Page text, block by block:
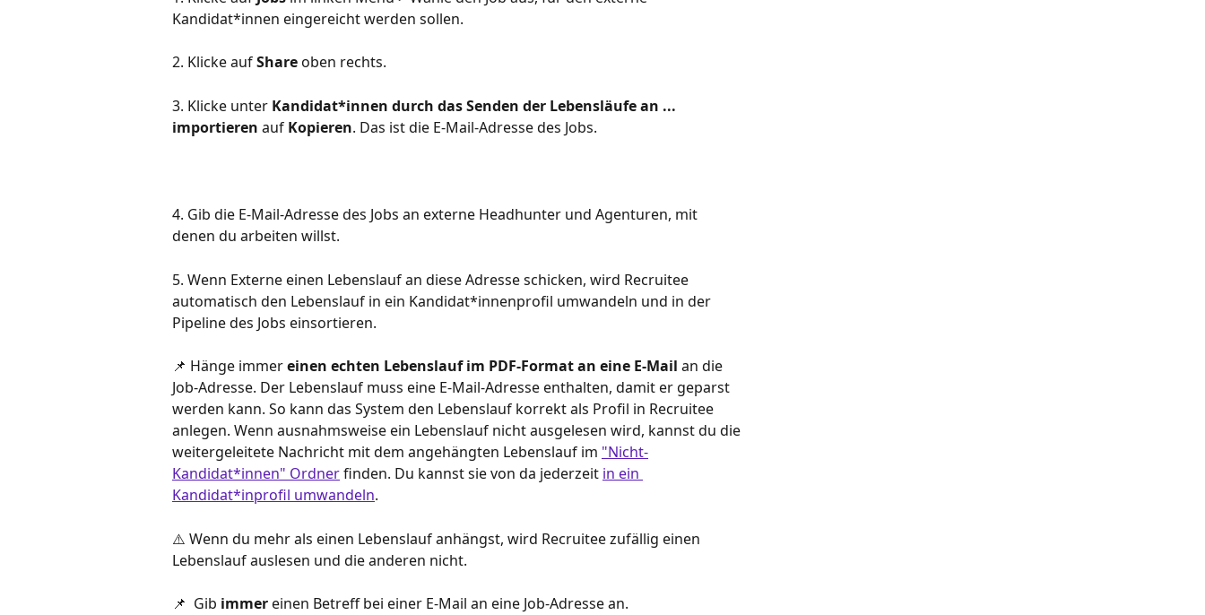
Kandidat*innen eingereicht werden sollen.
2. Klicke auf Share oben rechts.
3. Klicke unter Kandidat*innen durch das Senden der Lebensläufe an ...
importieren auf Kopieren. Das ist die E-Mail-Adresse des Jobs.
4. Gib die E-Mail-Adresse des Jobs an externe Headhunter und Agenturen, mit
denen du arbeiten willst.
5. Wenn Externe einen Lebenslauf an diese Adresse schicken, wird Recruitee
automatisch den Lebenslauf in ein Kandidat*innenprofil umwandeln und in der
Pipeline des Jobs einsortieren.
📌 Hänge immer einen echten Lebenslauf im PDF-Format an eine E-Mail an die
Job-Adresse. Der Lebenslauf muss eine E-Mail-Adresse enthalten, damit er geparst
werden kann. So kann das System den Lebenslauf korrekt als Profil in Recruitee
anlegen. Wenn ausnahmsweise ein Lebenslauf nicht ausgelesen wird, kannst du die
weitergeleitete Nachricht mit dem angehängten Lebenslauf im "Nicht-
Kandidat*innen" Ordner finden. Du kannst sie von da jederzeit in ein
Kandidat*inprofil umwandeln.
⚠️ Wenn du mehr als einen Lebenslauf anhängst, wird Recruitee zufällig einen
Lebenslauf auslesen und die anderen nicht.
📌  Gib immer einen Betreff bei einer E-Mail an eine Job-Adresse an.